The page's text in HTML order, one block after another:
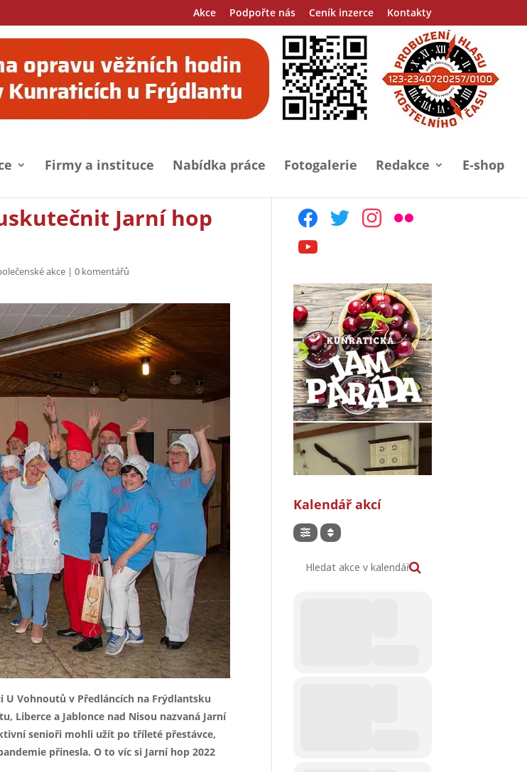
Akce Podpořte nás Ceník inzerce Kontakty
Firmy a instituce Nabídka práce Fotogalerie Redakce E-shop
Jarní hop
akce |0 komentářů
U Vohnoutů v Předláncích na Frýdlantsku
Liberce a Jablonce nad Nisou nazvaná Jarní
senioři mohli užít po tříleté přestávce,
přinesla. O to víc si Jarní hop 2022
facebooktwitter instagram
flickr
youtube
Kalendář akcí